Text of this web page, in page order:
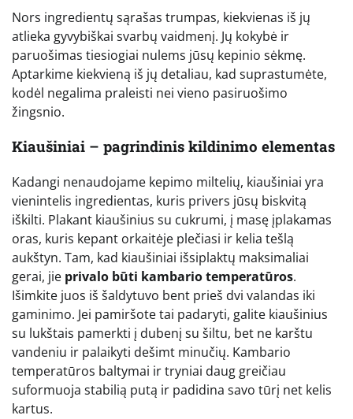
Nors ingredientų sąrašas trumpas, kiekvienas iš jų
atlieka gyvybiškai svarbų vaidmenį. Jų kokybė ir
paruošimas tiesiogiai nulems jūsų kepinio sėkmę.
Aptarkime kiekvieną iš jų detaliau, kad suprastumėte,
kodėl negalima praleisti nei vieno pasiruošimo
žingsnio.
Kiaušiniai – pagrindinis kildinimo elementas
Kadangi nenaudojame kepimo miltelių, kiaušiniai yra
vienintelis ingredientas, kuris privers jūsų biskvitą
iškilti. Plakant kiaušinius su cukrumi, į masę įplakamas
oras, kuris kepant orkaitėje plečiasi ir kelia tešlą
aukštyn. Tam, kad kiaušiniai išsiplaktų maksimaliai
gerai, jie privalo būti kambario temperatūros.
Išimkite juos iš šaldytuvo bent prieš dvi valandas iki
gaminimo. Jei pamiršote tai padaryti, galite kiaušinius
su lukštais pamerkti į dubenį su šiltu, bet ne karštu
vandeniu ir palaikyti dešimt minučių. Kambario
temperatūros baltymai ir tryniai daug greičiau
suformuoja stabilią putą ir padidina savo tūrį net kelis
kartus.